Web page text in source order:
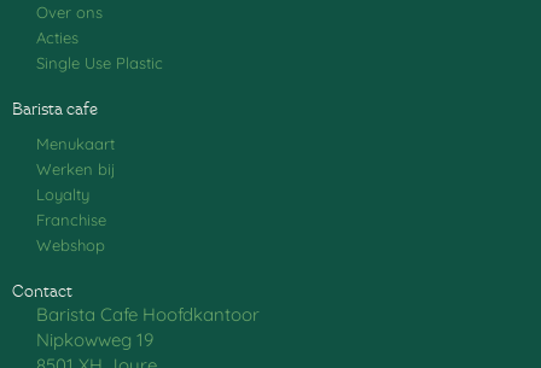
Over ons
Acties
Single Use Plastic
Barista cafe
Menukaart
Werken bij
Loyalty
Franchise
Webshop
Contact
Barista Cafe Hoofdkantoor
Nipkowweg 19